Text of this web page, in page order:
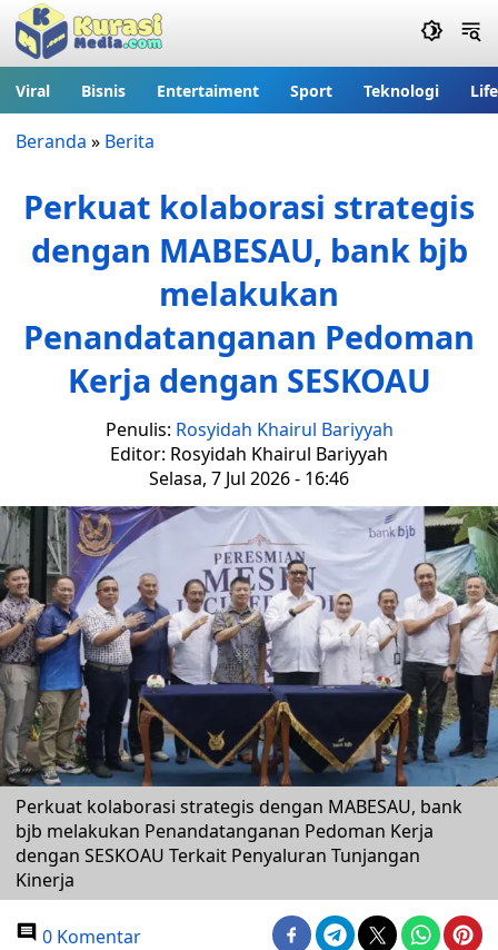
Viral Bisnis Entertaiment Sport Teknologi
Beranda » Berita
Perkuat kolaborasi strategis
dengan MABESAU, bank bjb
melakukan
Penandatanganan Pedoman
Kerja dengan SESKOAU
Penulis: Rosyidah Khairul Bariyyah
Editor: Rosyidah Khairul Bariyyah
Selasa, 7 Jul 2026 - 16:46
Perkuat kolaborasi strategis dengan MABESAU, bank
bjb melakukan Penandatanganan Pedoman Kerja
dengan SESKOAU Terkait Penyaluran Tunjangan
Kinerja
0 Komentar